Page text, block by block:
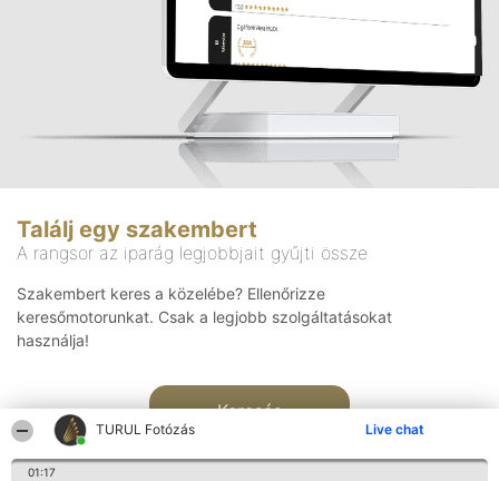
TURUL Fotózás Live chat
01:17
Találj egy szakembert
A rangsor az iparág legjobbjait gyűjti össze
Szakembert keres a közelébe? Ellenőrizze
keresőmotorunkat. Csak a legjobb szolgáltatásokat
használja!
Keresés